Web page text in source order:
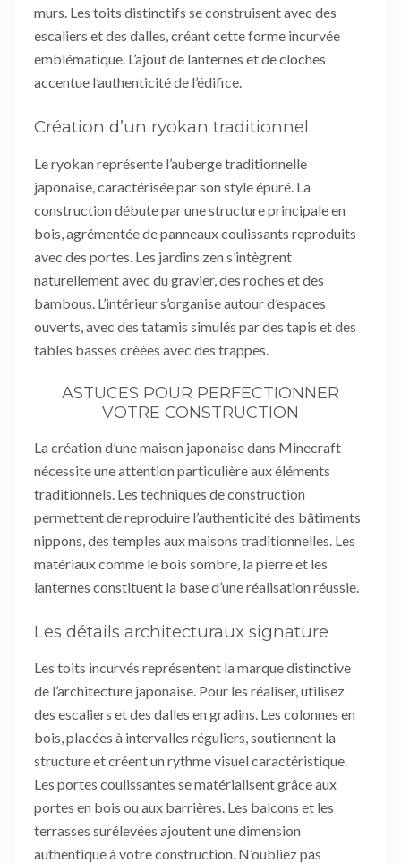
murs. Les toits distinctifs se construisent avec des
escaliers et des dalles, créant cette forme incurvée
emblématique. L’ajout de lanternes et de cloches
accentue l’authenticité de l’édifice.
Création d’un ryokan traditionnel
Le ryokan représente l’auberge traditionnelle
japonaise, caractérisée par son style épuré. La
construction débute par une structure principale en
bois, agrémentée de panneaux coulissants reproduits
avec des portes. Les jardins zen s’intègrent
naturellement avec du gravier, des roches et des
bambous. L’intérieur s’organise autour d’espaces
ouverts, avec des tatamis simulés par des tapis et des
tables basses créées avec des trappes.
ASTUCES POUR PERFECTIONNER
VOTRE CONSTRUCTION
La création d’une maison japonaise dans Minecraft
nécessite une attention particulière aux éléments
traditionnels. Les techniques de construction
permettent de reproduire l’authenticité des bâtiments
nippons, des temples aux maisons traditionnelles. Les
matériaux comme le bois sombre, la pierre et les
lanternes constituent la base d’une réalisation réussie.
Les détails architecturaux signature
Les toits incurvés représentent la marque distinctive
de l’architecture japonaise. Pour les réaliser, utilisez
des escaliers et des dalles en gradins. Les colonnes en
bois, placées à intervalles réguliers, soutiennent la
structure et créent un rythme visuel caractéristique.
Les portes coulissantes se matérialisent grâce aux
portes en bois ou aux barrières. Les balcons et les
terrasses surélevées ajoutent une dimension
authentique à votre construction. N’oubliez pas